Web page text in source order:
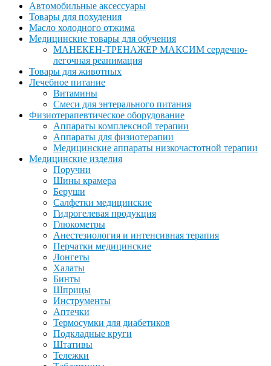
Автомобильные аксессуары
Товары для похудения
Масло холодного отжима
Медицинские товары для обучения
МАНЕКЕН-ТРЕНАЖЕР МАКСИМ сердечно-
легочная реанимация
Товары для животных
Лечебное питание
Витамины
Смеси для энтерального питания
Физиотерапевтическое оборудование
Аппараты комплексной терапии
Аппараты для физиотерапии
Медицинские аппараты низкочастотной терапии
Медицинские изделия
Поручни
Шины крамера
Беруши
Салфетки медицинские
Гидрогелевая продукция
Глюкометры
Анестезиология и интенсивная терапия
Перчатки медицинские
Лонгеты
Халаты
Бинты
Шприцы
Инструменты
Аптечки
Термосумки для диабетиков
Подкладные круги
Штативы
Тележки